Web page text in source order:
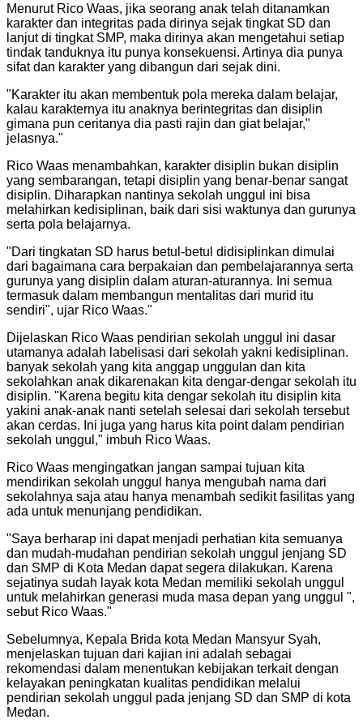
Menurut Rico Waas, jika seorang anak telah ditanamkan
karakter dan integritas pada dirinya sejak tingkat SD dan
lanjut di tingkat SMP, maka dirinya akan mengetahui setiap
tindak tanduknya itu punya konsekuensi. Artinya dia punya
sifat dan karakter yang dibangun dari sejak dini.
"Karakter itu akan membentuk pola mereka dalam belajar,
kalau karakternya itu anaknya berintegritas dan disiplin
gimana pun ceritanya dia pasti rajin dan giat belajar,"
jelasnya."
Rico Waas menambahkan, karakter disiplin bukan disiplin
yang sembarangan, tetapi disiplin yang benar-benar sangat
disiplin. Diharapkan nantinya sekolah unggul ini bisa
melahirkan kedisiplinan, baik dari sisi waktunya dan gurunya
serta pola belajarnya.
"Dari tingkatan SD harus betul-betul didisiplinkan dimulai
dari bagaimana cara berpakaian dan pembelajarannya serta
gurunya yang disiplin dalam aturan-aturannya. Ini semua
termasuk dalam membangun mentalitas dari murid itu
sendiri", ujar Rico Waas."
Dijelaskan Rico Waas pendirian sekolah unggul ini dasar
utamanya adalah labelisasi dari sekolah yakni kedisiplinan.
banyak sekolah yang kita anggap unggulan dan kita
sekolahkan anak dikarenakan kita dengar-dengar sekolah itu
disiplin. "Karena begitu kita dengar sekolah itu disiplin kita
yakini anak-anak nanti setelah selesai dari sekolah tersebut
akan cerdas. Ini juga yang harus kita point dalam pendirian
sekolah unggul," imbuh Rico Waas.
Rico Waas mengingatkan jangan sampai tujuan kita
mendirikan sekolah unggul hanya mengubah nama dari
sekolahnya saja atau hanya menambah sedikit fasilitas yang
ada untuk menunjang pendidikan.
"Saya berharap ini dapat menjadi perhatian kita semuanya
dan mudah-mudahan pendirian sekolah unggul jenjang SD
dan SMP di Kota Medan dapat segera dilakukan. Karena
sejatinya sudah layak kota Medan memiliki sekolah unggul
untuk melahirkan generasi muda masa depan yang unggul ",
sebut Rico Waas."
Sebelumnya, Kepala Brida kota Medan Mansyur Syah,
menjelaskan tujuan dari kajian ini adalah sebagai
rekomendasi dalam menentukan kebijakan terkait dengan
kelayakan peningkatan kualitas pendidikan melalui
pendirian sekolah unggul pada jenjang SD dan SMP di kota
Medan.